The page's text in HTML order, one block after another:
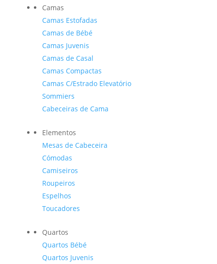
Camas
Camas Estofadas
Camas de Bébé
Camas Juvenis
Camas de Casal
Camas Compactas
Camas C/Estrado Elevatório
Sommiers
Cabeceiras de Cama
Elementos
Mesas de Cabeceira
Cómodas
Camiseiros
Roupeiros
Espelhos
Toucadores
Quartos
Quartos Bébé
Quartos Juvenis